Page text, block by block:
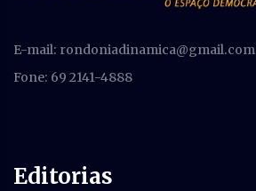
E-mail: rondoniadinamica@gmail.com
Fone: 69 2141-4888
Editorias